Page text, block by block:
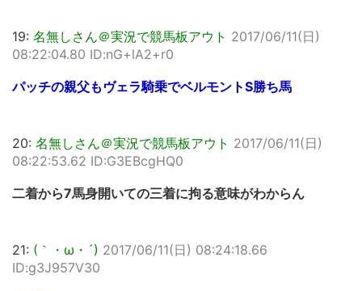
19: 名無しさん＠実況で競馬板アウト 2017/06/11(日)
08:22:04.80 ID:nG+lA2+r0
パッチの親父もヴェラ騎乗でベルモントS勝ち馬
20: 名無しさん＠実況で競馬板アウト 2017/06/11(日)
08:22:53.62 ID:G3EBcgHQ0
二着から7馬身開いての三着に拘る意味がわからん
21: (｀・ω・´) 2017/06/11(日) 08:24:18.66
ID:g3J957V30